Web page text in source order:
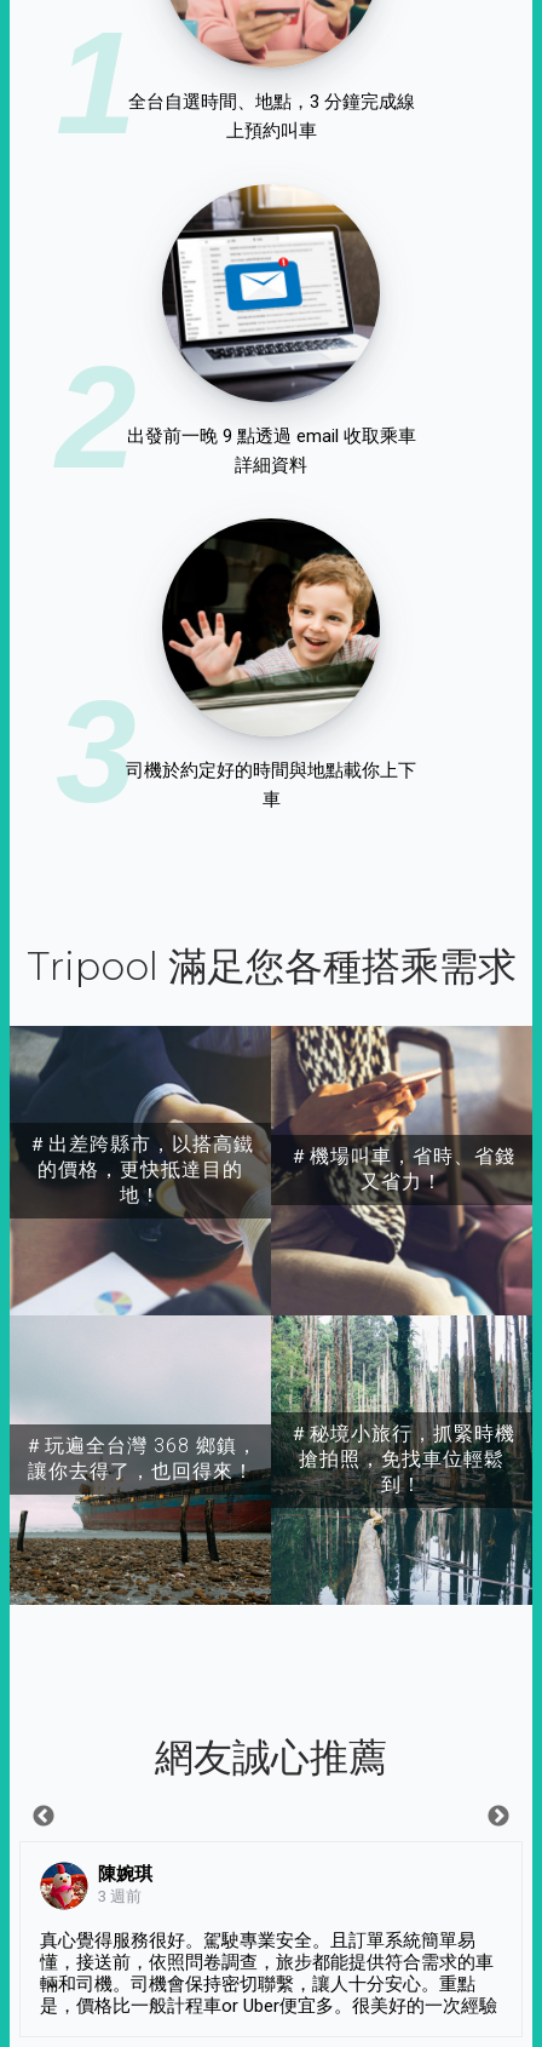
1全台自選時間、地點，3 分鐘完成線
上預約叫車
2出發前一晚 9 點透過 email 收取乘車
詳細資料
3司機於約定好的時間與地點載你上下
車
Tripool 滿足您各種搭乘需求
＃出差跨縣市，以搭高鐵
的價格，更快抵達目的
地！
＃玩遍全台灣 368 鄉鎮，
讓你去得了，也回得來！
＃秘境小旅行，抓緊時機
搶拍照，免找車位輕鬆
到！
＃機場叫車，省時、省錢
又省力！
網友誠心推薦
陳婉琪
3 週前
真心覺得服務很好。駕駛專業安全。且訂單系統簡單易
懂，接送前，依照問卷調查，旅步都能提供符合需求的車
輛和司機。司機會保持密切聯繫，讓人十分安心。重點
是，價格比一般計程車or Uber便宜多。很美好的一次經驗